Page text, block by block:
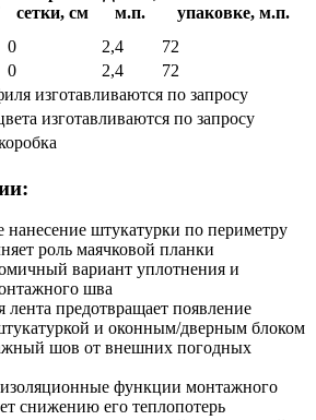
сетки, см
м.п.
упаковке, м.п.
0 2,4
72
0 2,4
72
изготавливаются по запросу
изготавливаются по запросу
нанесение штукатурки по периметру
роль маячковой планки
вариант уплотнения и
шва
лента предотвращает появление
и оконным/дверным блоком
шов от внешних погодных
функции монтажного
снижению его теплопотерь